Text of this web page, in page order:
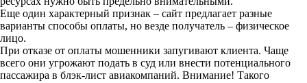
Еще один характерный признак – сайт предлагает разные
варианты способы оплаты, но везде получатель – физическое
лицо.
При отказе от оплаты мошенники запугивают клиента. Чаще
всего они угрожают подать в суд или внести потенциального
пассажира в блэк-лист авиакомпаний. Внимание! Такого